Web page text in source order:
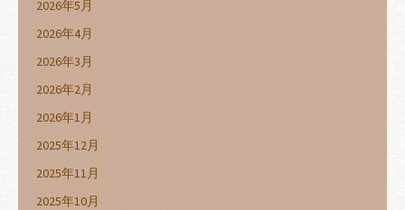
2026年5月
2026年4月
2026年3月
2026年2月
2026年1月
2025年12月
2025年11月
2025年10月